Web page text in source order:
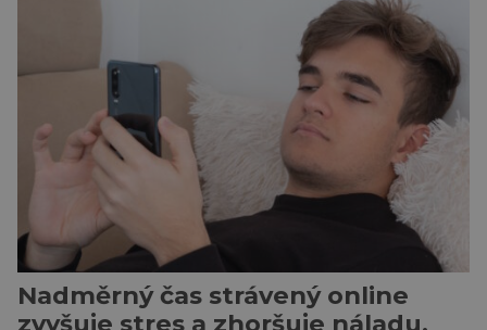
Nadměrný čas strávený online
zvyšuje stres a zhoršuje náladu,